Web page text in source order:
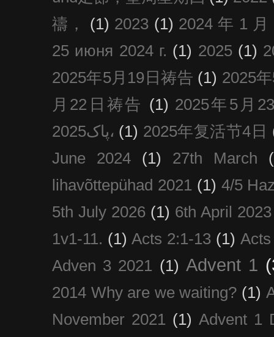
禱，
(1) 2023 (1) 2024 年 1
25 июня 2024 г. (1) 2025 (1)
2025年5月19日祷告 (1) 2025
月22日祷告 (1) 2025年5月
پاک2025، (1) 2025年复活节4日
June 2024
(1) 27th March
lihavõttepühad 2021 (1) 4/5
5th July 2026 (1) 6th April 2023
1v1-11. (1) Acts 2:1-13 (1)
Adven 3 2021 (1) Advent 1
2014 Why are we waiting? (1)
November 2021 (1) Advent 1